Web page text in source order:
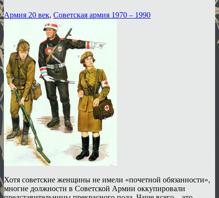
Армия 20 век, Советская армия 1970 – 1990
Хотя советские женщины не имели «почетной обязанности»,
многие должности в Советской Армии оккупировали